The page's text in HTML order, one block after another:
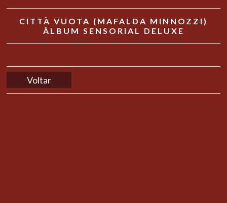
CITTÀ VUOTA (MAFALDA MINNOZZI)
ÀLBUM SENSORIAL DELUXE
Voltar